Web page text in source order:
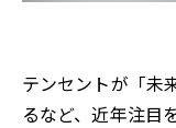
テンセントが「未
るなど、近年注目